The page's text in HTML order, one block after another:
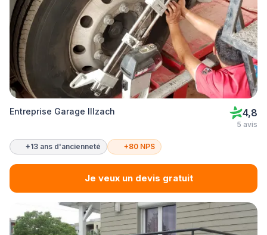
Entreprise Garage Illzach 4,8
5 avis
+13 ans d'ancienneté +80 NPS
Je veux un devis gratuit